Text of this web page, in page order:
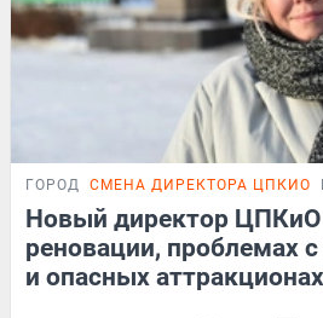
ГОРОД СМЕНА ДИРЕКТОРА ЦПКИО
Новый директор
реновации, проблемах
и опасных аттракционах